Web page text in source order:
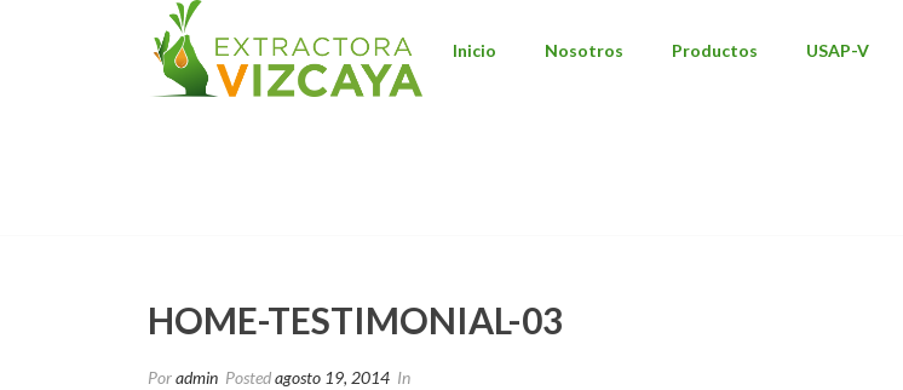
Inicio Nosotros Productos USAP-V
HOME-TESTIMONIAL-03
Poradmin Postedagosto 19, 2014 In